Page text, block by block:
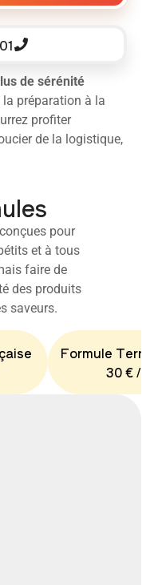
de sérénité
préparation à la
profiter
de la logistique,
pour
et à tous
faire de
des produits
saveurs.
Formule
30 € /